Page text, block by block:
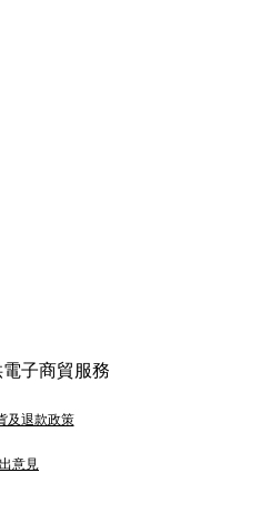
子商貿服務
及退款政策
意見